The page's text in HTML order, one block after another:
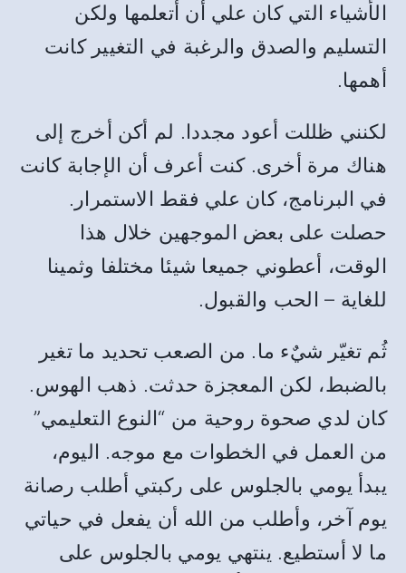
الأشياء التي كان علي أن أتعلمها ولكن
التسليم والصدق والرغبة في التغيير كانت
أهمها.
لكنني ظللت أعود مجددا. لم أكن أخرج إلى
هناك مرة أخرى. كنت أعرف أن الإجابة كانت
في البرنامج، كان علي فقط الاستمرار.
حصلت على بعض الموجهين خلال هذا
الوقت، أعطوني جميعا شيئا مختلفا وثمينا
للغاية – الحب والقبول.
ثُم تغيّر شيٌء ما. من الصعب تحديد ما تغير
بالضبط، لكن المعجزة حدثت. ذهب الهوس.
كان لدي صحوة روحية من “النوع التعليمي”
من العمل في الخطوات مع موجه. اليوم،
يبدأ يومي بالجلوس على ركبتي أطلب رصانة
يوم آخر، وأطلب من الله أن يفعل في حياتي
ما لا أستطيع. ينتهي يومي بالجلوس على